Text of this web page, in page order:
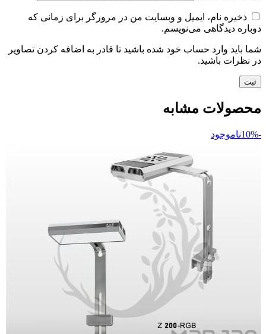
ذخیره نام، ایمیل و وبسایت من در مرورگر برای زمانی که
دوباره دیدگاهی می‌نویسم.
شما باید وارد حساب خود شده باشید تا قادر به اضافه کردن تصاویر
در نظرات باشید.
محصولات مشابه
-10% ناموجود